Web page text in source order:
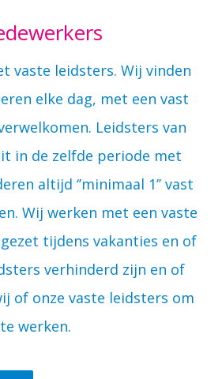
vaste leidsters. Wij vinden
elke dag, met een vast
Leidsters van
in de zelfde periode met
altijd ‘’minimaal 1’’ vast
Wij werken met een vaste
tijdens vakanties en of
verhinderd zijn en of
of onze vaste leidsters om
werken.